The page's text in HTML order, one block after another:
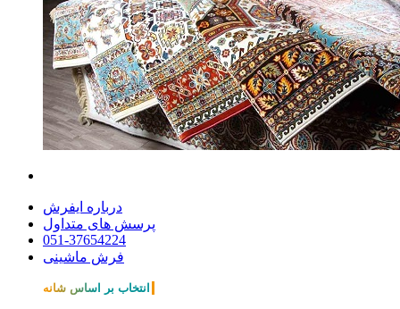
درباره ایفرش
پرسش های متداول
051-37654224
فرش ماشینی
انتخاب بر اساس شانه